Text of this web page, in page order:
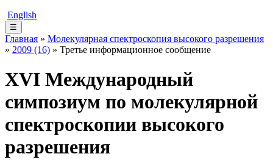
English
☰
Главная » Молекулярная спектроскопия высокого разрешения
» 2009 (16) » Третье информационное сообщение
XVI Международный
симпозиум по молекулярной
спектроскопии высокого
разрешения